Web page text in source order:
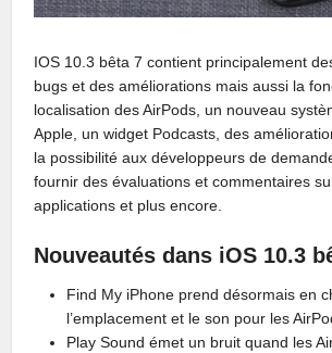
IOS 10.3 bêta 7 contient principalement
bugs et des améliorations mais aussi la
localisation des AirPods, un nouveau
Apple, un widget Podcasts, des
la possibilité aux développeurs de
fournir des évaluations et commentaires
applications et plus encore.
Nouveautés dans iOS 10.3
Find My iPhone prend désormais en
l’emplacement et le son pour les
Play Sound émet un bruit quand les